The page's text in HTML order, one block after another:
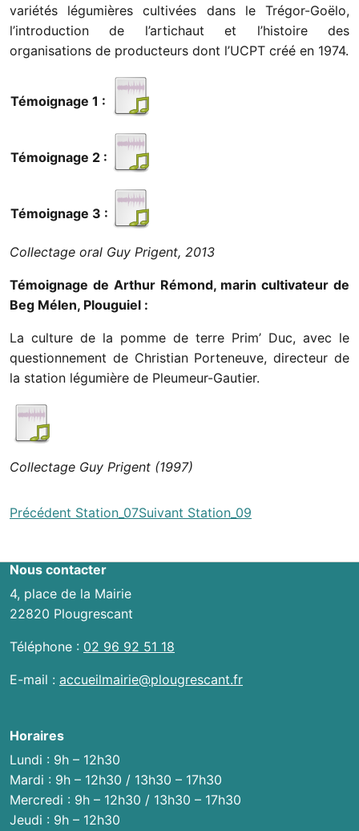
variétés légumières cultivées dans le Trégor-Goëlo,
l’introduction de l’artichaut et l’histoire des
organisations de producteurs dont l’UCPT créé en 1974.
Témoignage 1 :
Témoignage 2 :
Témoignage 3 :
Collectage oral Guy Prigent, 2013
Témoignage de Arthur Rémond, marin cultivateur de
Beg Mélen, Plouguiel :
La culture de la pomme de terre Prim’ Duc, avec le
questionnement de Christian Porteneuve, directeur de
la station légumière de Pleumeur-Gautier.
Collectage Guy Prigent (1997)
Navigation
les
actualités
Précédent Station_07Suivant Station_09
Nous contacter
4, place de la Mairie
22820 Plougrescant
Téléphone : 02 96 92 51 18
E-mail : accueilmairie@plougrescant.fr
Horaires
Lundi : 9h – 12h30
Mardi : 9h – 12h30 / 13h30 – 17h30
Mercredi : 9h – 12h30 / 13h30 – 17h30
Jeudi : 9h – 12h30